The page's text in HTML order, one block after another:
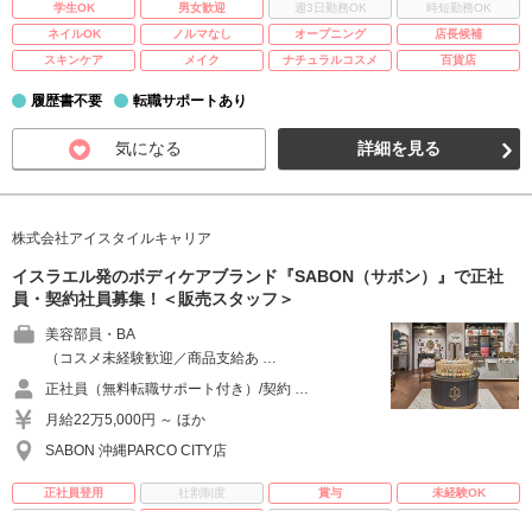
学生OK
男女歓迎 週3日勤務OK
時短勤務OK
ネイルOK
ノルマなし オープニング
店長候補
スキンケア
メイク ナチュラルコスメ 百貨店
履歴書不要 転職サポートあり
気になる 詳細を見る
株式会社アイスタイルキャリア
イスラエル発のボディケアブランド『SABON（サボン）』で正社
員・契約社員募集！＜販売スタッフ＞
美容部員・BA
（コスメ未経験歓迎／商品支給あ …
正社員（無料転職サポート付き）/契約 …
月給22万5,000円 ～ ほか
SABON 沖縄PARCO CITY店
正社員登用 社割制度 賞与
未経験OK